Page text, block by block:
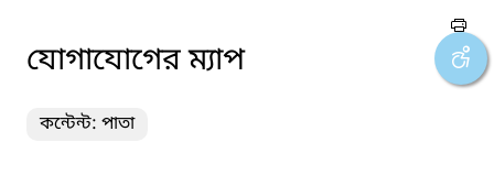
যোগাযোগের ম্যাপ
কন্টেন্ট: পাতা